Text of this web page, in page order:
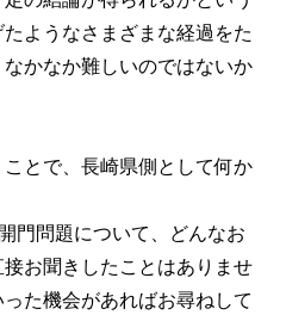
ようなさまざまな経過をた
かなか難しいのではないか
とで、長崎県側として何か
門問題について、どんなお
お聞きしたことはありませ
た機会があればお尋ねして